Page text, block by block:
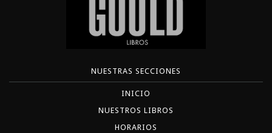
NUESTRAS SECCIONES
INICIO
NUESTROS LIBROS
HORARIOS